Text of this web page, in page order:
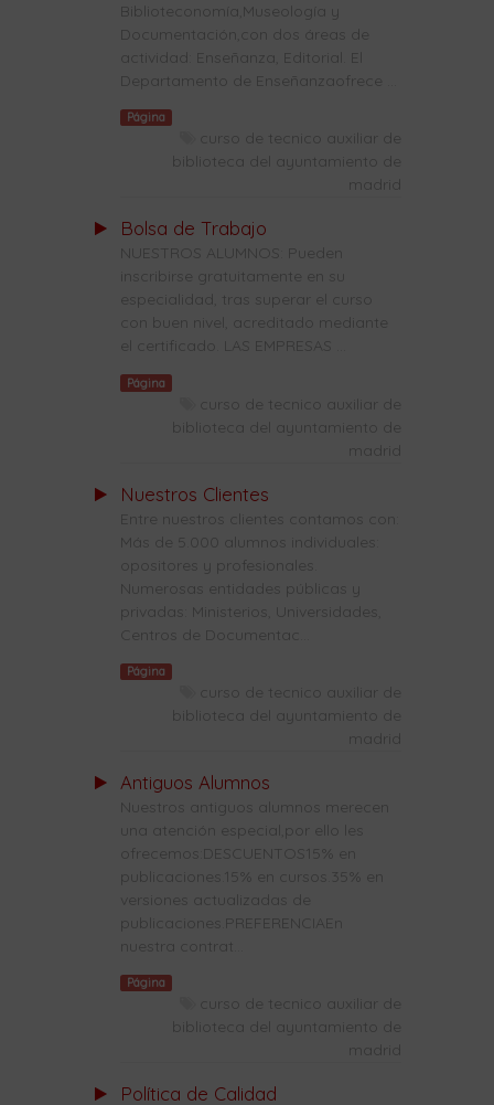
Biblioteconomía,Museología y
Documentación,con dos áreas de
actividad: Enseñanza, Editorial. El
Departamento de Enseñanzaofrece ...
Página
curso de tecnico auxiliar de
biblioteca del ayuntamiento de
madrid
Bolsa de Trabajo
NUESTROS ALUMNOS: Pueden
inscribirse gratuitamente en su
especialidad, tras superar el curso
con buen nivel, acreditado mediante
el certificado. LAS EMPRESAS ...
Página
curso de tecnico auxiliar de
biblioteca del ayuntamiento de
madrid
Nuestros Clientes
Entre nuestros clientes contamos con:
Más de 5.000 alumnos individuales:
opositores y profesionales.
Numerosas entidades públicas y
privadas: Ministerios, Universidades,
Centros de Documentac...
Página
curso de tecnico auxiliar de
biblioteca del ayuntamiento de
madrid
Antiguos Alumnos
Nuestros antiguos alumnos merecen
una atención especial,por ello les
ofrecemos:DESCUENTOS15% en
publicaciones.15% en cursos.35% en
versiones actualizadas de
publicaciones.PREFERENCIAEn
nuestra contrat...
Página
curso de tecnico auxiliar de
biblioteca del ayuntamiento de
madrid
Política de Calidad